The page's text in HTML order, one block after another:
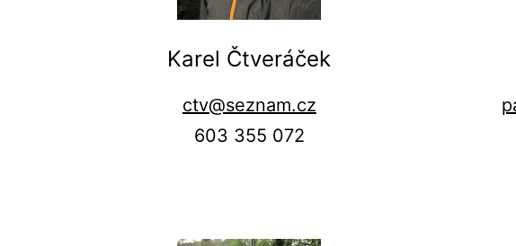
Karel Čtveráček
ctv@seznam.cz
603 355 072